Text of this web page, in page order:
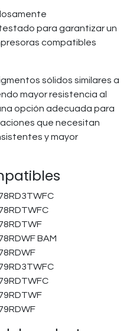
para garantizar un
compatibles
sólidos similares a
mayor resistencia al
opción adecuada para
que necesitan
y mayor
BAM​